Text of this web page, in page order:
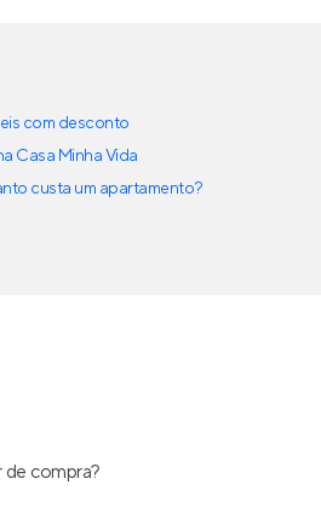
com desconto
Casa Minha Vida
custa um apartamento?
de compra?